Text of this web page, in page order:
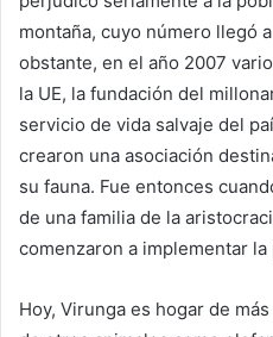
montaña, cuyo número llegó
obstante, en el año 2007
la UE, la fundación del
servicio de vida salvaje del
crearon una asociación
su fauna. Fue entonces
de una familia de la
comenzaron a implementar
Hoy, Virunga es hogar de